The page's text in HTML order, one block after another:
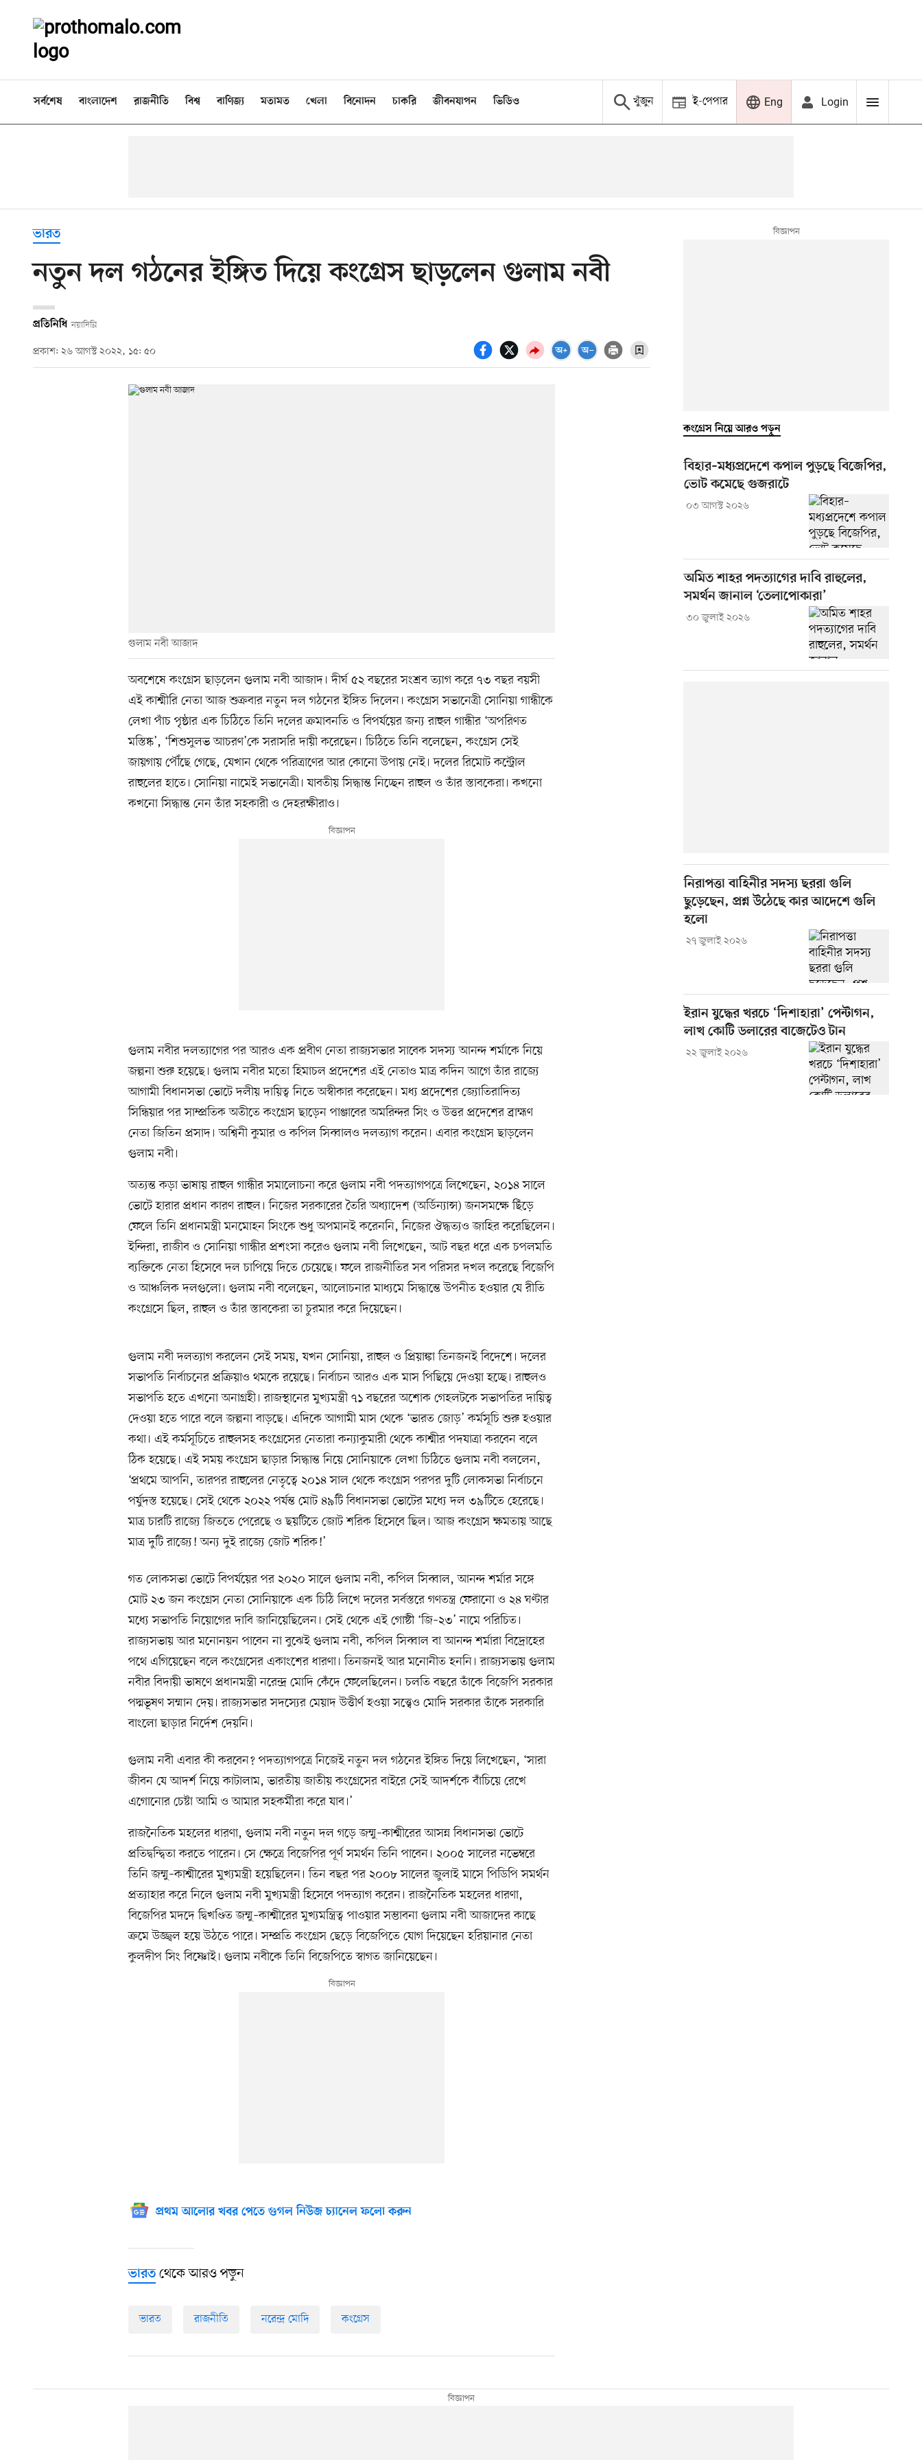
সর্বশেষ বাংলাদেশ রাজনীতি বিশ্ব বাণিজ্য মতামত খেলা বিনোদন চাকরি জীবনযাপন ভিডিও খুঁজুন ই-পেপার Eng Login
ভারত
নতুন দল গঠনের ইঙ্গিত দিয়ে কংগ্রেস ছাড়লেন গুলাম নবী
প্রতিনিধি নয়াদিল্লি
প্রকাশ: ২৬ আগস্ট ২০২২, ১৫: ৫০
গুলাম নবী আজাদ
অবশেষে কংগ্রেস ছাড়লেন গুলাম নবী আজাদ। দীর্ঘ ৫২ বছরের সংশ্রব ত্যাগ করে ৭৩ বছর বয়সী
এই কাশ্মীরি নেতা আজ শুক্রবার নতুন দল গঠনের ইঙ্গিত দিলেন। কংগ্রেস সভানেত্রী সোনিয়া গান্ধীকে
লেখা পাঁচ পৃষ্ঠার এক চিঠিতে তিনি দলের ক্রমাবনতি ও বিপর্যয়ের জন্য রাহুল গান্ধীর ‘অপরিণত
মস্তিষ্ক’, ‘শিশুসুলভ আচরণ’কে সরাসরি দায়ী করেছেন। চিঠিতে তিনি বলেছেন, কংগ্রেস সেই
জায়গায় পৌঁছে গেছে, যেখান থেকে পরিত্রাণের আর কোনো উপায় নেই। দলের রিমোট কন্ট্রোল
রাহুলের হাতে। সোনিয়া নামেই সভানেত্রী। যাবতীয় সিদ্ধান্ত নিচ্ছেন রাহুল ও তাঁর স্তাবকেরা। কখনো
কখনো সিদ্ধান্ত নেন তাঁর সহকারী ও দেহরক্ষীরাও।
গুলাম নবীর দলত্যাগের পর আরও এক প্রবীণ নেতা রাজ্যসভার সাবেক সদস্য আনন্দ শর্মাকে নিয়ে
জল্পনা শুরু হয়েছে। গুলাম নবীর মতো হিমাচল প্রদেশের এই নেতাও মাত্র কদিন আগে তাঁর রাজ্যে
আগামী বিধানসভা ভোটে দলীয় দায়িত্ব নিতে অস্বীকার করেছেন। মধ্য প্রদেশের জ্যোতিরাদিত্য
সিন্ধিয়ার পর সাম্প্রতিক অতীতে কংগ্রেস ছাড়েন পাঞ্জাবের অমরিন্দর সিং ও উত্তর প্রদেশের ব্রাহ্মণ
নেতা জিতিন প্রসাদ। অশ্বিনী কুমার ও কপিল সিব্বালও দলত্যাগ করেন। এবার কংগ্রেস ছাড়লেন
গুলাম নবী।
অত্যন্ত কড়া ভাষায় রাহুল গান্ধীর সমালোচনা করে গুলাম নবী পদত্যাগপত্রে লিখেছেন, ২০১৪ সালে
ভোটে হারার প্রধান কারণ রাহুল। নিজের সরকারের তৈরি অধ্যাদেশ (অর্ডিন্যান্স) জনসমক্ষে ছিঁড়ে
ফেলে তিনি প্রধানমন্ত্রী মনমোহন সিংকে শুধু অপমানই করেননি, নিজের ঔদ্ধত্যও জাহির করেছিলেন।
ইন্দিরা, রাজীব ও সোনিয়া গান্ধীর প্রশংসা করেও গুলাম নবী লিখেছেন, আট বছর ধরে এক চপলমতি
ব্যক্তিকে নেতা হিসেবে দল চাপিয়ে দিতে চেয়েছে। ফলে রাজনীতির সব পরিসর দখল করেছে বিজেপি
ও আঞ্চলিক দলগুলো। গুলাম নবী বলেছেন, আলোচনার মাধ্যমে সিদ্ধান্তে উপনীত হওয়ার যে রীতি
কংগ্রেসে ছিল, রাহুল ও তাঁর স্তাবকেরা তা চুরমার করে দিয়েছেন।
গুলাম নবী দলত্যাগ করলেন সেই সময়, যখন সোনিয়া, রাহুল ও প্রিয়াঙ্কা তিনজনই বিদেশে। দলের
সভাপতি নির্বাচনের প্রক্রিয়াও থমকে রয়েছে। নির্বাচন আরও এক মাস পিছিয়ে দেওয়া হচ্ছে। রাহুলও
সভাপতি হতে এখনো অনাগ্রহী। রাজস্থানের মুখ্যমন্ত্রী ৭১ বছরের অশোক গেহলটকে সভাপতির দায়িত্ব
দেওয়া হতে পারে বলে জল্পনা বাড়ছে। এদিকে আগামী মাস থেকে ‘ভারত জোড়’ কর্মসূচি শুরু হওয়ার
কথা। এই কর্মসূচিতে রাহুলসহ কংগ্রেসের নেতারা কন্যাকুমারী থেকে কাশ্মীর পদযাত্রা করবেন বলে
ঠিক হয়েছে। এই সময় কংগ্রেস ছাড়ার সিদ্ধান্ত নিয়ে সোনিয়াকে লেখা চিঠিতে গুলাম নবী বললেন,
‘প্রথমে আপনি, তারপর রাহুলের নেতৃত্বে ২০১৪ সাল থেকে কংগ্রেস পরপর দুটি লোকসভা নির্বাচনে
পর্যুদস্ত হয়েছে। সেই থেকে ২০২২ পর্যন্ত মোট ৪৯টি বিধানসভা ভোটের মধ্যে দল ৩৯টিতে হেরেছে।
মাত্র চারটি রাজ্যে জিততে পেরেছে ও ছয়টিতে জোট শরিক হিসেবে ছিল। আজ কংগ্রেস ক্ষমতায় আছে
মাত্র দুটি রাজ্যে! অন্য দুই রাজ্যে জোট শরিক!’
গত লোকসভা ভোটে বিপর্যয়ের পর ২০২০ সালে গুলাম নবী, কপিল সিব্বাল, আনন্দ শর্মার সঙ্গে
মোট ২৩ জন কংগ্রেস নেতা সোনিয়াকে এক চিঠি লিখে দলের সর্বস্তরে গণতন্ত্র ফেরানো ও ২৪ ঘণ্টার
মধ্যে সভাপতি নিয়োগের দাবি জানিয়েছিলেন। সেই থেকে এই গোষ্ঠী ‘জি–২৩’ নামে পরিচিত।
রাজ্যসভায় আর মনোনয়ন পাবেন না বুঝেই গুলাম নবী, কপিল সিব্বাল বা আনন্দ শর্মারা বিদ্রোহের
পথে এগিয়েছেন বলে কংগ্রেসের একাংশের ধারণা। তিনজনই আর মনোনীত হননি। রাজ্যসভায় গুলাম
নবীর বিদায়ী ভাষণে প্রধানমন্ত্রী নরেন্দ্র মোদি কেঁদে ফেলেছিলেন। চলতি বছরে তাঁকে বিজেপি সরকার
পদ্মভূষণ সম্মান দেয়। রাজ্যসভার সদস্যের মেয়াদ উত্তীর্ণ হওয়া সত্ত্বেও মোদি সরকার তাঁকে সরকারি
বাংলো ছাড়ার নির্দেশ দেয়নি।
গুলাম নবী এবার কী করবেন? পদত্যাগপত্রে নিজেই নতুন দল গঠনের ইঙ্গিত দিয়ে লিখেছেন, ‘সারা
জীবন যে আদর্শ নিয়ে কাটালাম, ভারতীয় জাতীয় কংগ্রেসের বাইরে সেই আদর্শকে বাঁচিয়ে রেখে
এগোনোর চেষ্টা আমি ও আমার সহকর্মীরা করে যাব।’
রাজনৈতিক মহলের ধারণা, গুলাম নবী নতুন দল গড়ে জম্মু–কাশ্মীরের আসন্ন বিধানসভা ভোটে
প্রতিদ্বন্দ্বিতা করতে পারেন। সে ক্ষেত্রে বিজেপির পূর্ণ সমর্থন তিনি পাবেন। ২০০৫ সালের নভেম্বরে
তিনি জম্মু–কাশ্মীরের মুখ্যমন্ত্রী হয়েছিলেন। তিন বছর পর ২০০৮ সালের জুলাই মাসে পিডিপি সমর্থন
প্রত্যাহার করে নিলে গুলাম নবী মুখ্যমন্ত্রী হিসেবে পদত্যাগ করেন। রাজনৈতিক মহলের ধারণা,
বিজেপির মদদে দ্বিখণ্ডিত জম্মু–কাশ্মীরের মুখ্যমন্ত্রিত্ব পাওয়ার সম্ভাবনা গুলাম নবী আজাদের কাছে
ক্রমে উজ্জ্বল হয়ে উঠতে পারে। সম্প্রতি কংগ্রেস ছেড়ে বিজেপিতে যোগ দিয়েছেন হরিয়ানার নেতা
কুলদীপ সিং বিষ্ণোই। গুলাম নবীকে তিনি বিজেপিতে স্বাগত জানিয়েছেন।
প্রথম আলোর খবর পেতে গুগল নিউজ চ্যানেল ফলো করুন
ভারত থেকে আরও পড়ুন
ভারত রাজনীতি নরেন্দ্র মোদি কংগ্রেস
কংগ্রেস নিয়ে আরও পড়ুন
বিহার–মধ্যপ্রদেশে কপাল পুড়ছে বিজেপির,
ভোট কমেছে গুজরাটে
০৩ আগস্ট ২০২৬
অমিত শাহর পদত্যাগের দাবি রাহুলের,
সমর্থন জানাল ‘তেলাপোকারা’
৩০ জুলাই ২০২৬
নিরাপত্তা বাহিনীর সদস্য ছররা গুলি
ছুড়েছেন, প্রশ্ন উঠেছে কার আদেশে গুলি
হলো
২৭ জুলাই ২০২৬
ইরান যুদ্ধের খরচে ‘দিশাহারা’ পেন্টাগন,
লাখ কোটি ডলারের বাজেটেও টান
২২ জুলাই ২০২৬